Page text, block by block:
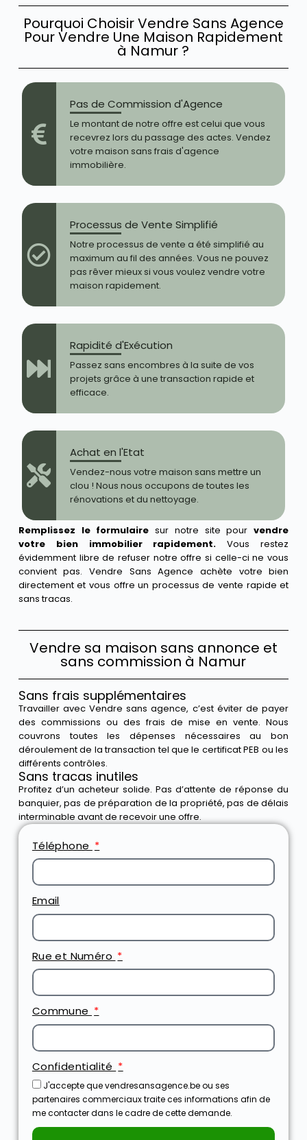
Pourquoi Choisir Vendre Sans Agence
Pour Vendre Une Maison Rapidement
à Namur ?
Pas de Commission d'Agence
Le montant de notre offre est celui que vous
recevrez lors du passage des actes. Vendez
votre maison sans frais d'agence
immobilière.
Processus de Vente Simplifié
Notre processus de vente a été simplifié au
maximum au fil des années. Vous ne pouvez
pas rêver mieux si vous voulez vendre votre
maison rapidement.
Rapidité d'Exécution
Passez sans encombres à la suite de vos
projets grâce à une transaction rapide et
efficace.
Achat en l'Etat
Vendez-nous votre maison sans mettre un
clou ! Nous nous occupons de toutes les
rénovations et du nettoyage.
Remplissez le formulairesur notre site pour vendre
votre bien immobilier rapidement.Vous restez
évidemment libre de refuser notre offre si celle-ci ne vous
convient pas. Vendre Sans Agence achète votre bien
directement et vous offre un processus de vente rapide et
sans tracas.
Vendre sa maison sans annonce et
sans commission à Namur
Sans frais supplémentaires
Travailler avec Vendre sans agence, c’est éviter de payer
des commissions ou des frais de mise en vente. Nous
couvrons toutes les dépenses nécessaires au bon
déroulement de la transaction tel que le certificat PEB ou les
différents contrôles.
Sans tracas inutiles
Profitez d’un acheteur solide. Pas d’attente de réponse du
banquier, pas de préparation de la propriété, pas de délais
interminable avant de recevoir une offre.
Téléphone
Email
Rue et Numéro
Commune
Confidentialité
J'accepte que vendresansagence.be ou ses
partenaires commerciaux traite ces informations afin de
me contacter dans le cadre de cette demande.